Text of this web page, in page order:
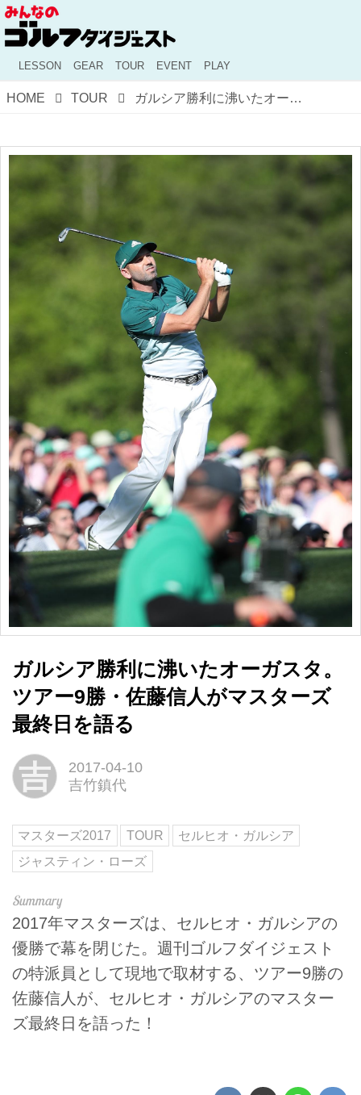
LESSON GEAR TOUR EVENT PLAY
HOME TOUR ガルシア勝利に沸いたオーガスタ。ツアー9勝・佐藤信人がマスターズ最終日を語る
ガルシア勝利に沸いたオーガスタ。
ツアー9勝・佐藤信人がマスターズ
最終日を語る
吉
2017-04-10
吉竹鎮代
マスターズ2017 TOUR
セルヒオ・ガルシア
ジャスティン・ローズ
2017年マスターズは、セルヒオ・ガルシアの
優勝で幕を閉じた。週刊ゴルフダイジェスト
の特派員として現地で取材する、ツアー9勝の
佐藤信人が、セルヒオ・ガルシアのマスター
ズ最終日を語った！